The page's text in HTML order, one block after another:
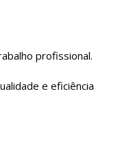
profissional.
e eficiência